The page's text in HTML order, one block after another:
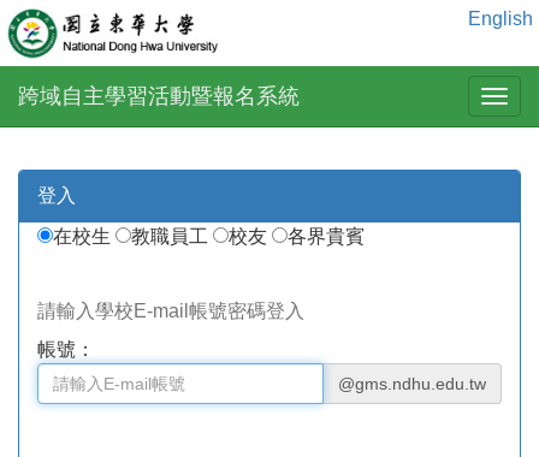
English
跨域自主學習活動暨報名系統
登入
在校生
教職員工 校友 各界貴賓
請輸入學校E-mail帳號密碼登入
帳號：
@gms.ndhu.edu.tw